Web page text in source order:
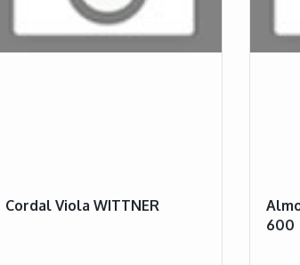
Cordal Viola WITTNER
600